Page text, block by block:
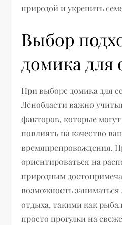
природой и укрепить
Выбор
домика для
При выборе домика для
Ленобласти важно
факторов, которые
повлиять на качество
времяпрепровождения.
ориентироваться на
природным
возможность
отдыха, такими как
просто прогулки на